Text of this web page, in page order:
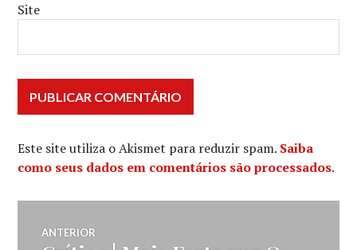
Site
Este site utiliza o Akismet para reduzir spam. Saiba
como seus dados em comentários são processados.
Navegação
ANTERIOR